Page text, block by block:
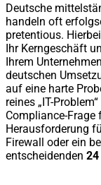
Deutsche
handeln oft
pretentious.
Ihr Kerngeschäft
Ihrem
deutschen
auf eine harte
reines „IT-
Compliance-
Herausforderung
Firewall oder ein
entscheidenden 24